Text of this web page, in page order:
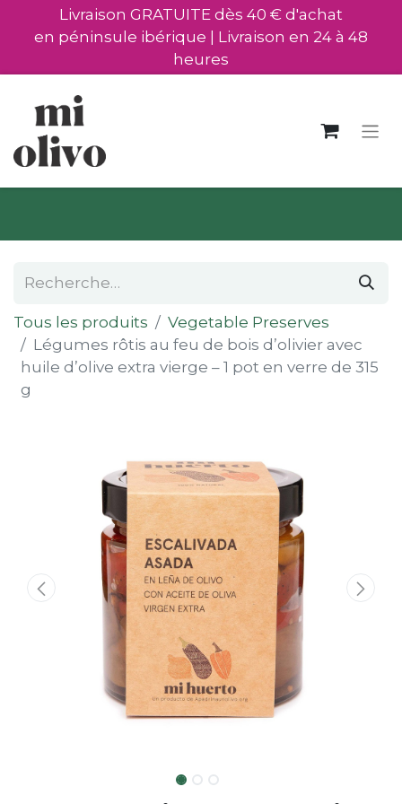
Livraison GRATUITE dès 40 € d'achat
en péninsule ibérique | Livraison en 24 à 48
heures
Tous les produits
Vegetable Preserves
Légumes rôtis au feu de bois d’olivier avec
huile d’olive extra vierge – 1 pot en verre de 315
g